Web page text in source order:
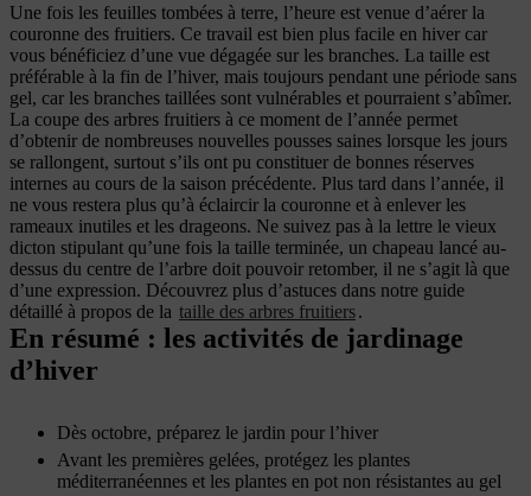
Une fois les feuilles tombées à terre, l’heure est venue d’aérer la
couronne des fruitiers. Ce travail est bien plus facile en hiver car
vous bénéficiez d’une vue dégagée sur les branches. La taille est
préférable à la fin de l’hiver, mais toujours pendant une période sans
gel, car les branches taillées sont vulnérables et pourraient s’abîmer.
La coupe des arbres fruitiers à ce moment de l’année permet
d’obtenir de nombreuses nouvelles pousses saines lorsque les jours
se rallongent, surtout s’ils ont pu constituer de bonnes réserves
internes au cours de la saison précédente. Plus tard dans l’année, il
ne vous restera plus qu’à éclaircir la couronne et à enlever les
rameaux inutiles et les drageons. Ne suivez pas à la lettre le vieux
dicton stipulant qu’une fois la taille terminée, un chapeau lancé au-
dessus du centre de l’arbre doit pouvoir retomber, il ne s’agit là que
d’une expression. Découvrez plus d’astuces dans notre guide
détaillé à propos de la taille des arbres fruitiers.
En résumé : les activités de jardinage
d’hiver
Dès octobre, préparez le jardin pour l’hiver
Avant les premières gelées, protégez les plantes
méditerranéennes et les plantes en pot non résistantes au gel